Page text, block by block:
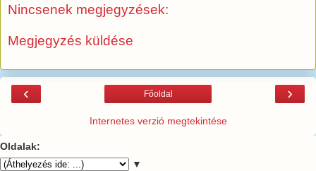
Nincsenek megjegyzések:
Megjegyzés küldése
‹ ›
Főoldal
Internetes verzió megtekintése
Oldalak:
▼